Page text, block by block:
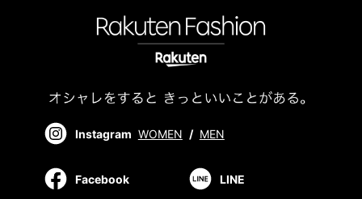
Instagram WOMEN / MEN
Facebook LINE